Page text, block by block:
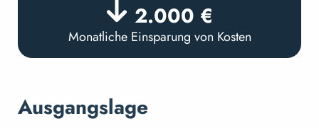
2.000 €
Monatliche Einsparung von Kosten
Ausgangslage